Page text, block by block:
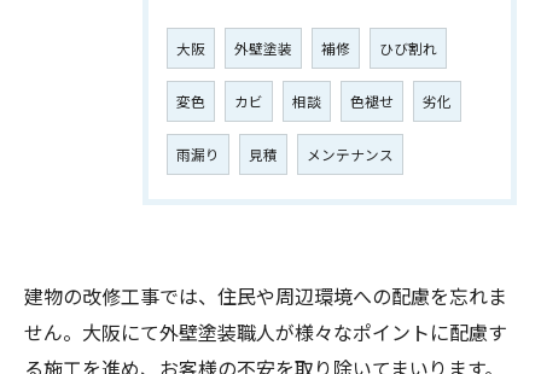
大阪 外壁塗装 補修 ひび割れ
変色 カビ 相談 色褪せ 劣化
雨漏り 見積 メンテナンス
建物の改修工事では、住民や周辺環境への配慮を忘れま
せん。大阪にて外壁塗装職人が様々なポイントに配慮す
る施工を進め、お客様の不安を取り除いてまいります。